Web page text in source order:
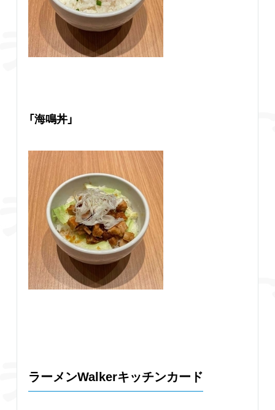
「海鳴丼」
ラーメンWalkerキッチンカード